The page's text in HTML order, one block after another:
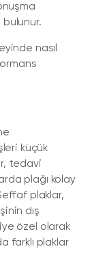
bulunur.
nasıl
küçük
tedavi
plağı kolay
plaklar,
dış
özel olarak
farklı plaklar